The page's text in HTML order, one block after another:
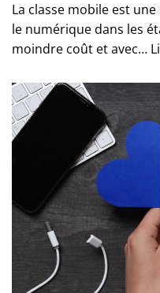
La classe mobile est
le numérique dans les
moindre coût et avec…